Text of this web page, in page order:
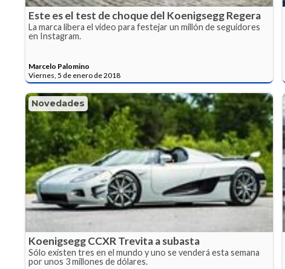
Este es el test de choque del Koenigsegg Regera
La marca libera el video para festejar un millón de seguidores
en Instagram.
Marcelo Palomino
Viernes, 5 de enero de 2018
Novedades
Koenigsegg CCXR Trevita a subasta
Sólo existen tres en el mundo y uno se venderá esta semana
por unos 3 millones de dólares.